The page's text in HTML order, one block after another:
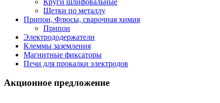
Круги шлифовальные
Щетки по металлу
Припои, Флюсы, сварочная химия
Припои
Электрододержатели
Клеммы заземления
Магнитные фиксаторы
Печи для прокалки электродов
Акционное предложение